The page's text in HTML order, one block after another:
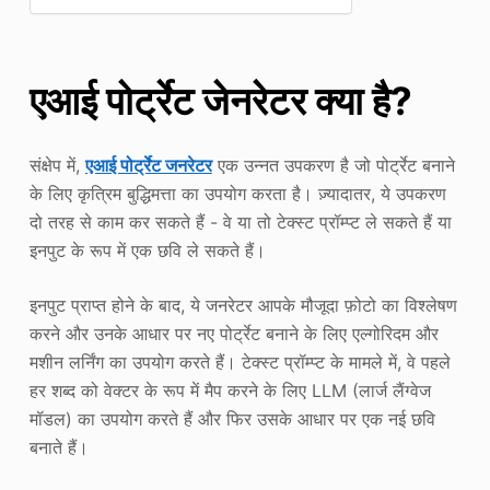
एआई पोर्ट्रेट जेनरेटर क्या है?
संक्षेप में,एआई पोर्ट्रेट जनरेटरएक उन्नत उपकरण है जो पोर्ट्रेट बनाने
के लिए कृत्रिम बुद्धिमत्ता का उपयोग करता है। ज़्यादातर, ये उपकरण
दो तरह से काम कर सकते हैं - वे या तो टेक्स्ट प्रॉम्प्ट ले सकते हैं या
इनपुट के रूप में एक छवि ले सकते हैं।
इनपुट प्राप्त होने के बाद, ये जनरेटर आपके मौजूदा फ़ोटो का विश्लेषण
करने और उनके आधार पर नए पोर्ट्रेट बनाने के लिए एल्गोरिदम और
मशीन लर्निंग का उपयोग करते हैं। टेक्स्ट प्रॉम्प्ट के मामले में, वे पहले
हर शब्द को वेक्टर के रूप में मैप करने के लिए LLM (लार्ज लैंग्वेज
मॉडल) का उपयोग करते हैं और फिर उसके आधार पर एक नई छवि
बनाते हैं।